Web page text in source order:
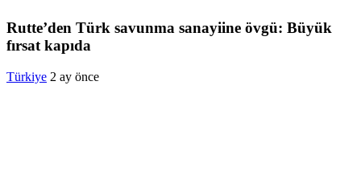
Rutte’den Türk savunma sanayiine övgü: Büyük
fırsat kapıda
Türkiye 2 ay önce